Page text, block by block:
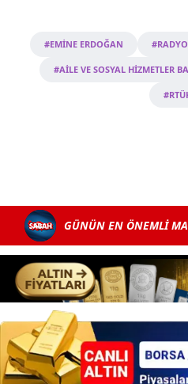
#EMİNE ERDOĞAN
#AİLE VE SOSYAL HİZMETLER
GÜNÜN EN ÖNEMLİ